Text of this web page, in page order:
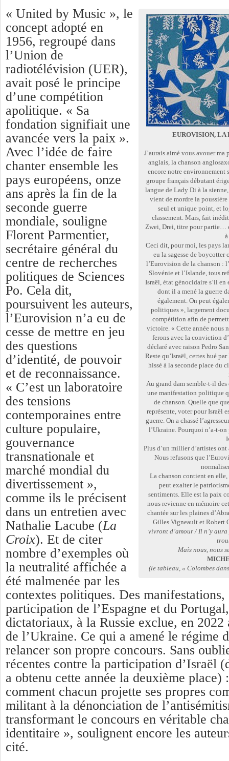
EUROVISION, LA
J’aurais aimé vous avouer
anglais, la chanson
encore notre environnement
groupe français débutant
langue de Lady Di à la
vient de mordre la
seul et unique point, et
classement. Mais, fait
Zwei, Drei, titre pour partie…
Ceci dit, pour moi, les pays
eu la sagesse de
l’Eurovision de la chanson :
Slovénie et l’Islande, tous
Israël, état génocidaire s’il
dont il a mené la guerre
également. On peut
politiques », largement
compétition afin de
victoire. « Cette année nous
ferons avec la conviction
déclaré avec raison Pedro
Reste qu’Israël, certes hué
hissé à la seconde place du
Au grand dam semble-t-il
une manifestation politique
de chanson. Quelle que
représente, voter pour Israël
guerre. On a chassé
l’Ukraine. Pourquoi n’a-t-
Plus d’un millier d’artistes
Nous refusons que
La chanson contient en
peut exalter le
sentiments. Elle est la paix
nous revienne en mémoire
chantée sur les plaines
Gilles Vigneault et Robert
vivront d’amour / Il n’y
Mais nous, nous
(le tableau, « Colombes
« United by Music », le
concept adopté en
1956, regroupé dans
l’Union de
radiotélévision (UER),
avait posé le principe
d’une compétition
apolitique. « Sa
fondation signifiait une
avancée vers la paix ».
Avec l’idée de faire
chanter ensemble les
pays européens, onze
ans après la fin de la
seconde guerre
mondiale, souligne
Florent Parmentier,
secrétaire général du
centre de recherches
politiques de Sciences
Po. Cela dit,
poursuivent les auteurs,
l’Eurovision n’a eu de
cesse de mettre en jeu
des questions
d’identité, de pouvoir
et de reconnaissance.
« C’est un laboratoire
des tensions
contemporaines entre
culture populaire,
gouvernance
transnationale et
marché mondial du
divertissement »,
comme ils le précisent
dans un entretien avec
Nathalie Lacube (La
Croix). Et de citer
nombre d’exemples où
la neutralité affichée a
été malmenée par les
contextes politiques. Des
participation de l’Espagne et du
dictatoriaux, à la Russie exclue, en 2022
de l’Ukraine. Ce qui a amené le régime
relancer son propre concours. Sans
récentes contre la participation d’Israël
a obtenu cette année la deuxième place)
comment chacun projette ses propres
militant à la dénonciation de
transformant le concours en véritable
identitaire », soulignent encore les
cité.